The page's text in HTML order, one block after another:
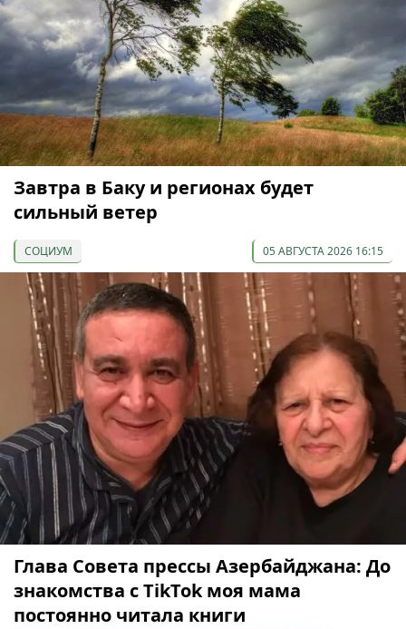
Завтра в Баку и регионах будет
сильный ветер
СОЦИУМ 05 АВГУСТА 2026 16:15
Глава Совета прессы Азербайджана: До
знакомства с TikTok моя мама
постоянно читала книги